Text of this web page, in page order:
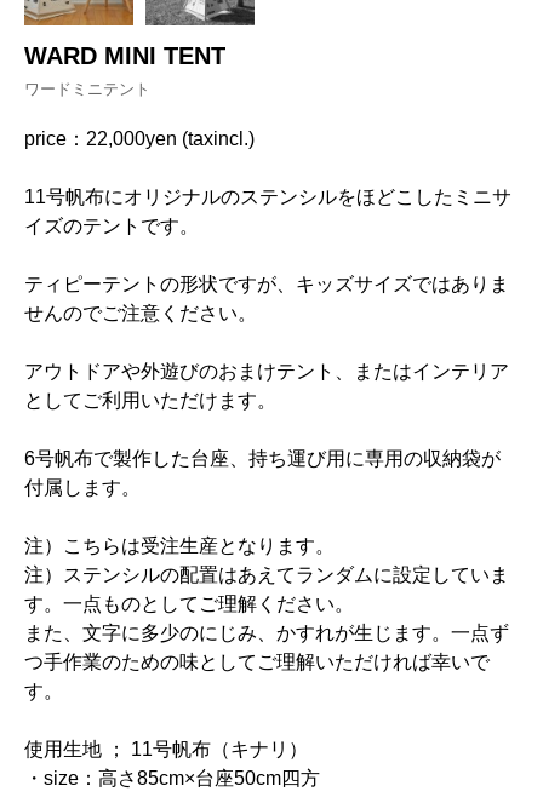
WARD MINI TENT
ワードミニテント
price：22,000yen (taxincl.)
11号帆布にオリジナルのステンシルをほどこしたミニサ
イズのテントです。
ティピーテントの形状ですが、キッズサイズではありま
せんのでご注意ください。
アウトドアや外遊びのおまけテント、またはインテリア
としてご利用いただけます。
6号帆布で製作した台座、持ち運び用に専用の収納袋が
付属します。
注）こちらは受注生産となります。
注）ステンシルの配置はあえてランダムに設定していま
す。一点ものとしてご理解ください。
また、文字に多少のにじみ、かすれが生じます。一点ず
つ手作業のための味としてご理解いただければ幸いで
す。
使用生地 ； 11号帆布（キナリ）
・size：高さ85cm×台座50cm四方